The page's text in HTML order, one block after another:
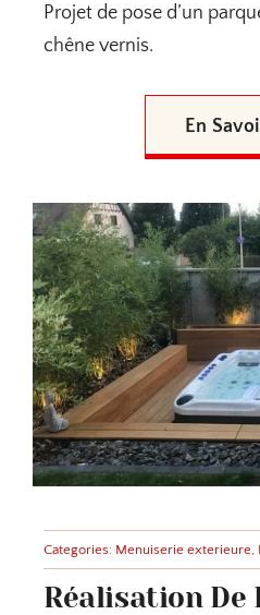
Projet de pose d’un
chêne vernis.
En
Categories: Menuiserie exterieure
Réalisation De